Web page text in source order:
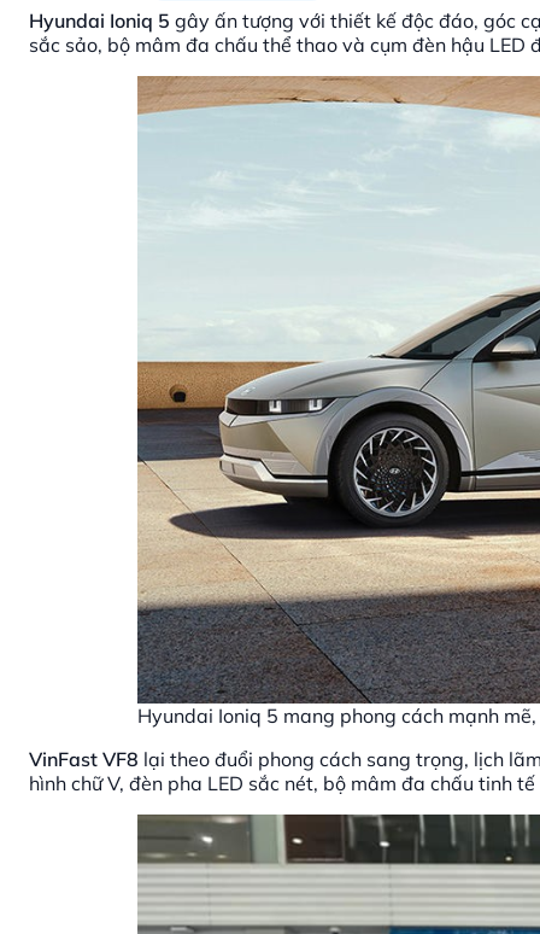
Hyundai Ioniq 5 gây ấn tượng với thiết kế độc đáo, góc
sắc sảo, bộ mâm đa chấu thể thao và cụm đèn hậu LED
Hyundai Ioniq 5 mang phong cách mạnh
VinFast VF8 lại theo đuổi phong cách sang trọng, lịch
hình chữ V, đèn pha LED sắc nét, bộ mâm đa chấu tinh